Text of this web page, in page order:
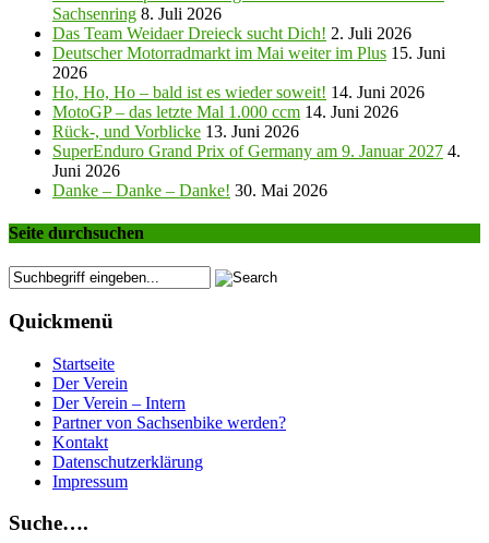
Sachsenring 8. Juli 2026
Das Team Weidaer Dreieck sucht Dich! 2. Juli 2026
Deutscher Motorradmarkt im Mai weiter im Plus 15. Juni
2026
Ho, Ho, Ho – bald ist es wieder soweit! 14. Juni 2026
MotoGP – das letzte Mal 1.000 ccm 14. Juni 2026
Rück-, und Vorblicke 13. Juni 2026
SuperEnduro Grand Prix of Germany am 9. Januar 2027 4.
Juni 2026
Danke – Danke – Danke! 30. Mai 2026
Seite durchsuchen
Quickmenü
Startseite
Der Verein
Der Verein – Intern
Partner von Sachsenbike werden?
Kontakt
Datenschutzerklärung
Impressum
Suche….